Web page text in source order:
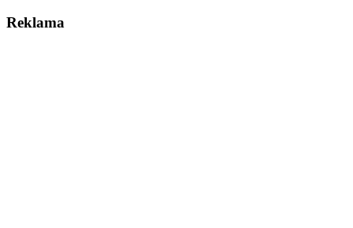
Reklama